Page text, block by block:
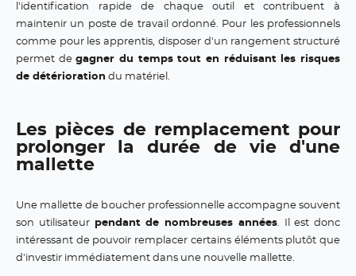
l'identification rapide de chaque outil et contribuent à
maintenir un poste de travail ordonné. Pour les professionnels
comme pour les apprentis, disposer d'un rangement structuré
permet degagner du temps tout en réduisant les risques
de détérioration du matériel.
Les pièces de remplacement pour
prolonger la durée de vie d'une
mallette
Une mallette de boucher professionnelle accompagne souvent
son utilisateur pendant de nombreuses années. Il est donc
intéressant de pouvoir remplacer certains éléments plutôt que
d'investir immédiatement dans une nouvelle mallette.